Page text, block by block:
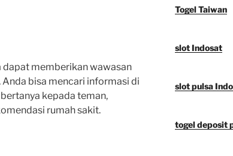
dapat memberikan wawasan
bisa mencari informasi di
kepada teman,
rumah sakit.
Togel Taiwan
slot Indosat
slot pulsa
togel deposit